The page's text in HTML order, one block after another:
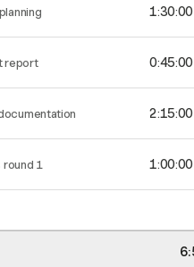
1:30:00
report 0:45:00
2:15:00
round 1 1:00:00